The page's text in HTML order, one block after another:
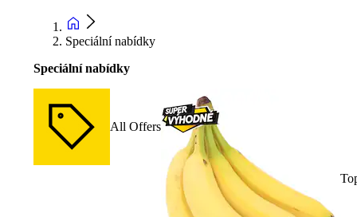
Speciální nabídky
Speciální nabídky
All Offers